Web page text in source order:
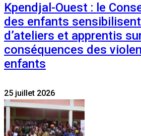
Kpendjal-Ouest : le
des enfants
d’ateliers et apprentis
conséquences des
enfants
25 juillet 2026